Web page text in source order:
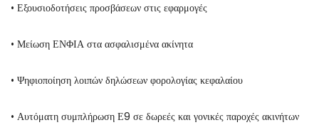
• Εξουσιοδοτήσεις προσβάσεων στις εφαρμογές
• Μείωση ΕΝΦΙΑ στα ασφαλισμένα ακίνητα
• Ψηφιοποίηση λοιπών δηλώσεων φορολογίας κεφαλαίου
• Αυτόματη συμπλήρωση Ε9 σε δωρεές και γονικές παροχές ακινήτων